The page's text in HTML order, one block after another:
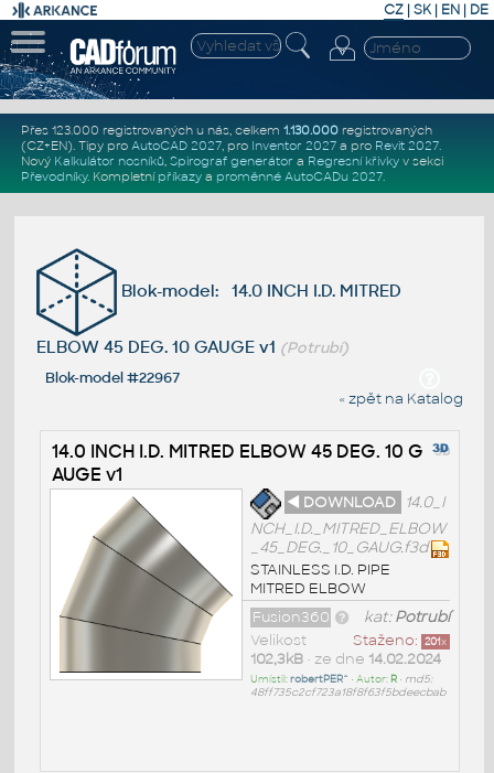
CZ | SK| EN | DE
Přes 123.000 registrovaných u nás, celkem 1.130.000registrovaných
(CZ+EN). Tipy pro AutoCAD 2027, pro Inventor 2027a pro Revit 2027.
Nový Kalkulátor nosníků, Spirograf generátor a Regresní křivkyv sekci
Převodníky. Kompletní příkazya proměnné AutoCADu 2027.
Blok-model: 14.0 INCH I.D. MITRED
ELBOW 45 DEG. 10 GAUGE v1 (Potrubí)
Blok-model #22967
« zpět na Katalog
14.0 INCH I.D. MITRED ELBOW 45 DEG. 10 G
AUGE v1
◄ DOWNLOAD
14.0_I
NCH_I.D._MITRED_ELBOW
_45_DEG._10_GAUG.f3d
STAINLESS I.D. PIPE
MITRED ELBOW
kat:Potrubí
Fusion360
Staženo: 201x
Velikost
102,3kB• ze dne 14.02.2024
Umístil:robertPER^ • Autor: R• md5:
48ff735c2cf723a18f8f63f5bdeecbab